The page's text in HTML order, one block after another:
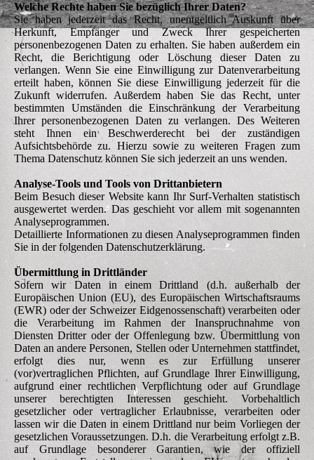
Welche Rechte haben Sie bezüglich Ihrer Daten?
Sie haben jederzeit das Recht, unentgeltlich Auskunft über
Herkunft, Empfänger und Zweck Ihrer gespeicherten
personenbezogenen Daten zu erhalten. Sie haben außerdem ein
Recht, die Berichtigung oder Löschung dieser Daten zu
verlangen. Wenn Sie eine Einwilligung zur Datenverarbeitung
erteilt haben, können Sie diese Einwilligung jederzeit für die
Zukunft widerrufen. Außerdem haben Sie das Recht, unter
bestimmten Umständen die Einschränkung der Verarbeitung
Ihrer personenbezogenen Daten zu verlangen. Des Weiteren
steht Ihnen ein Beschwerderecht bei der zuständigen
Aufsichtsbehörde zu. Hierzu sowie zu weiteren Fragen zum
Thema Datenschutz können Sie sich jederzeit an uns wenden.
Analyse-Tools und Tools von Dritt­anbietern
Beim Besuch dieser Website kann Ihr Surf-Verhalten statistisch
ausgewertet werden. Das geschieht vor allem mit sogenannten
Analyseprogrammen.
Detaillierte Informationen zu diesen Analyseprogrammen finden
Sie in der folgenden Datenschutzerklärung.
Übermittlung in Drittländer
Sofern wir Daten in einem Drittland (d.h. außerhalb der
Europäischen Union (EU), des Europäischen Wirtschaftsraums
(EWR) oder der Schweizer Eidgenossenschaft) verarbeiten oder
die Verarbeitung im Rahmen der Inanspruchnahme von
Diensten Dritter oder der Offenlegung bzw. Übermittlung von
Daten an andere Personen, Stellen oder Unternehmen stattfindet,
erfolgt dies nur, wenn es zur Erfüllung unserer
(vor)vertraglichen Pflichten, auf Grundlage Ihrer Einwilligung,
aufgrund einer rechtlichen Verpflichtung oder auf Grundlage
unserer berechtigten Interessen geschieht. Vorbehaltlich
gesetzlicher oder vertraglicher Erlaubnisse, verarbeiten oder
lassen wir die Daten in einem Drittland nur beim Vorliegen der
gesetzlichen Voraussetzungen. D.h. die Verarbeitung erfolgt z.B.
auf Grundlage besonderer Garantien, wie der offiziell